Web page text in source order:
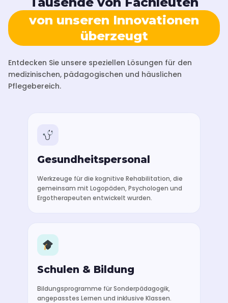
von unseren Innovationen
überzeugt
Entdecken Sie unsere speziellen Lösungen für den
medizinischen, pädagogischen und häuslichen
Pflegebereich.
Gesundheitspersonal
Werkzeuge für die kognitive Rehabilitation, die
gemeinsam mit Logopäden, Psychologen und
Ergotherapeuten entwickelt wurden.
Schulen & Bildung
Bildungsprogramme für Sonderpädagogik,
angepasstes Lernen und inklusive Klassen.